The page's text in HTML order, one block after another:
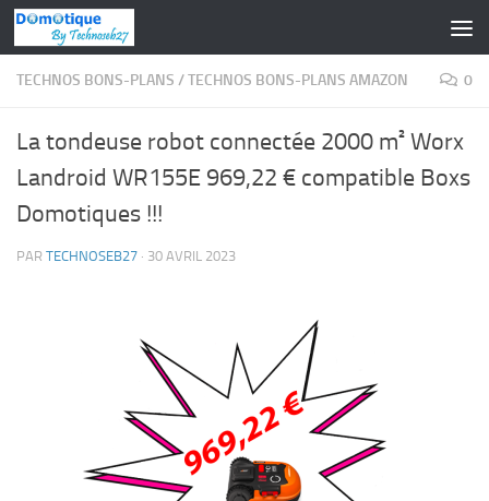
Skip to content
TECHNOS BONS-PLANS /TECHNOS BONS-PLANS AMAZON 0
La tondeuse robot connectée 2000 m² Worx
Landroid WR155E 969,22 € compatible Boxs
Domotiques !!!
PAR TECHNOSEB27 · 30 AVRIL 2023